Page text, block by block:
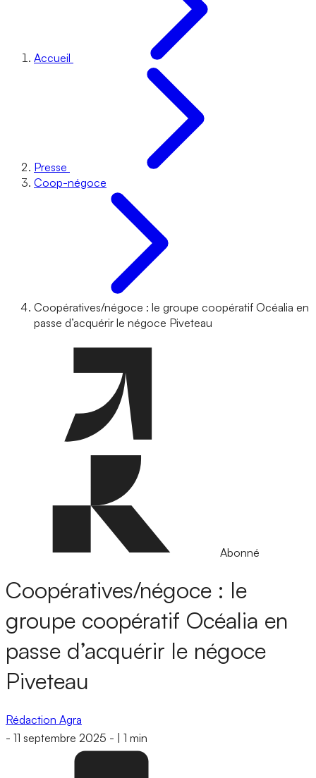
Accueil
Presse
Coop-négoce
Coopératives/négoce : le groupe coopératif Océalia en
passe d’acquérir le négoce Piveteau
Abonné
Coopératives/négoce : le
groupe coopératif Océalia en
passe d’acquérir le négoce
Piveteau
Rédaction Agra
- 11 septembre 2025 - 1 min